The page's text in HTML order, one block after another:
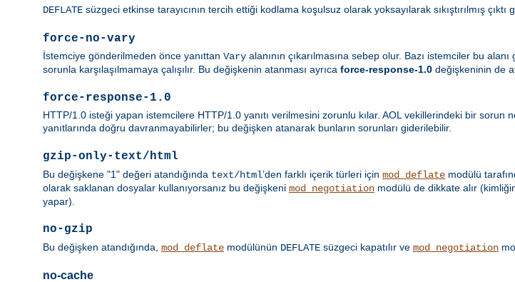
DEFLATE süzgeci etkinse tarayıcının tercih ettiği kodlama koşulsuz olarak yoksayılarak sıkıştırılmış çıktı
force-no-vary
İstemciye gönderilmeden önce yanıttan Vary alanının çıkarılmasına sebep olur. Bazı istemciler bu
sorunla karşılaşılmamaya çalışılır. Bu değişkenin atanması ayrıca force-response-1.0 değişkeninin de
force-response-1.0
HTTP/1.0 isteği yapan istemcilere HTTP/1.0 yanıtı verilmesini zorunlu kılar. AOL vekillerindeki bir
yanıtlarında doğru davranmayabilirler; bu değişken atanarak bunların sorunları giderilebilir.
gzip-only-text/html
Bu değişkene "1" değeri atandığında text/html’den farklı içerik türleri için mod_deflate modülü
olarak saklanan dosyalar kullanıyorsanız bu değişkeni mod_negotiation modülü de dikkate alır
yapar).
no-gzip
Bu değişken atandığında, mod_deflate modülünün DEFLATE süzgeci kapatılır ve mod_negotiation
no-cache